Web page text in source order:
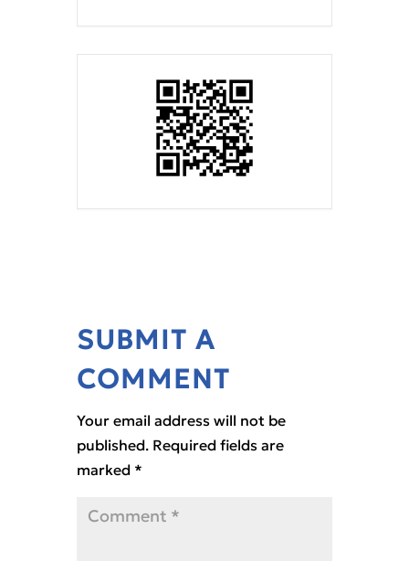
SUBMIT A
COMMENT
Your email address will not be
published. Required fields are
marked *